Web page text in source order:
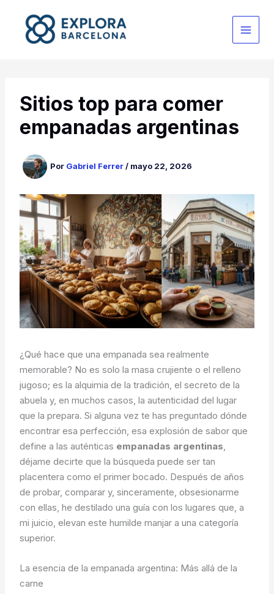
contenido
Sitios top para comer
empanadas argentinas
Por Gabriel Ferrer/ mayo 22, 2026
¿Qué hace que una empanada sea realmente
memorable? No es solo la masa crujiente o el relleno
jugoso; es la alquimia de la tradición, el secreto de la
abuela y, en muchos casos, la autenticidad del lugar
que la prepara. Si alguna vez te has preguntado dónde
encontrar esa perfección, esa explosión de sabor que
define a las auténticas empanadas argentinas,
déjame decirte que la búsqueda puede ser tan
placentera como el primer bocado. Después de años
de probar, comparar y, sinceramente, obsesionarme
con ellas, he destilado una guía con los lugares que, a
mi juicio, elevan este humilde manjar a una categoría
superior.
La esencia de la empanada argentina: Más allá de la
carne